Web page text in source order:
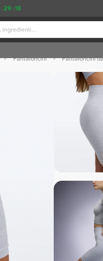
:29 :17
Pantaloncini Pantaloncini